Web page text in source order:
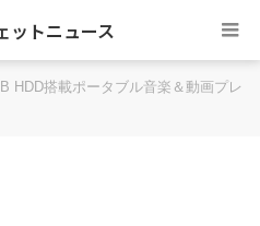
トニュース
HDD搭載ポータブル音楽＆動画プレ